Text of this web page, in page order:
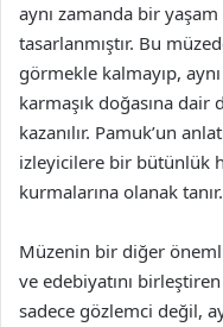
aynı zamanda bir
tasarlanmıştır. Bu
görmekle kalmayıp,
karmaşık doğasına dair
kazanılır. Pamuk’un
izleyicilere bir bütünlük
kurmalarına olanak tanır.
Müzenin bir diğer
ve edebiyatını
sadece gözlemci değil,